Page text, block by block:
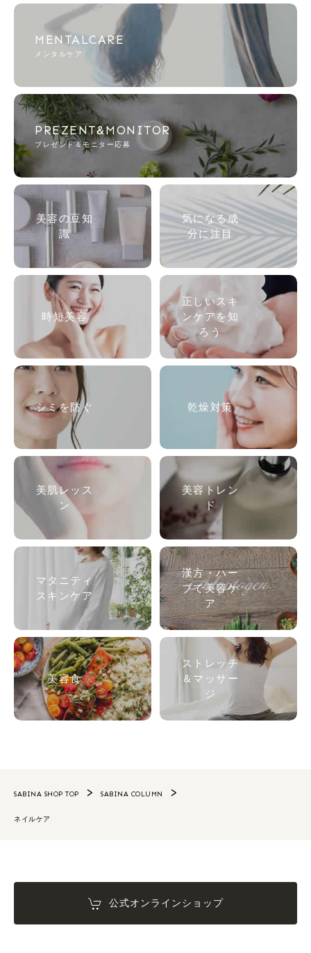
MENTALCARE
メンタルケア
PREZENT&MONITOR
プレゼント＆モニター応募
美容の豆知
識
気になる成
分に注目
時短美容
正しいスキ
ンケアを知
ろう
シミを防ぐ 乾燥対策
美肌レッス
ン
美容トレン
ド
マタニティ
スキンケア
漢方・ハー
ブで美容ケ
ア
美容食
ストレッチ
＆マッサー
ジ
SABINA SHOP TOP SABINA COLUMN
ネイルケア
公式オンラインショップ